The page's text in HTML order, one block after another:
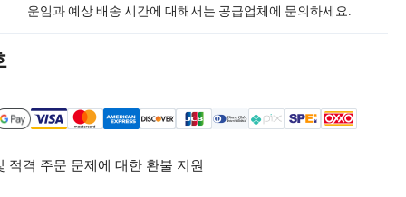
운임과 예상 배송 시간에 대해서는 공급업체에 문의하세요.
적격 주문 문제에 대한 환불 지원